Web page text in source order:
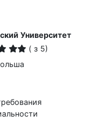
Университет
( з 5)